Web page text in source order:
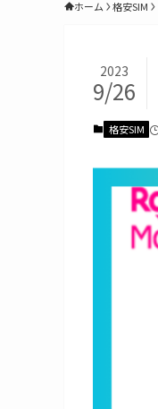
ホーム 格安SIM
2023
9/26
格安SIM